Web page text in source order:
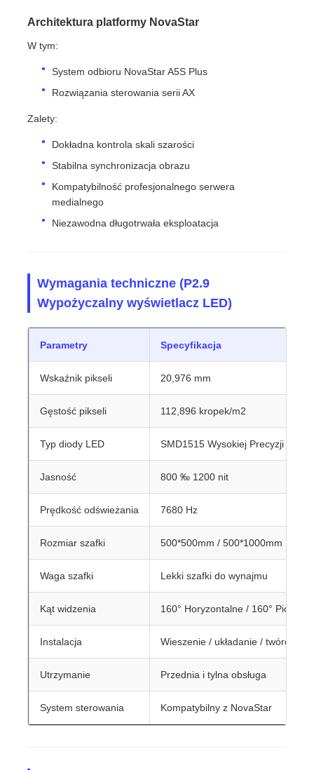
Architektura platformy NovaStar
W tym:
System odbioru NovaStar A5S Plus
Rozwiązania sterowania serii AX
Zalety:
Dokładna kontrola skali szarości
Stabilna synchronizacja obrazu
Kompatybilność profesjonalnego serwera
medialnego
Niezawodna długotrwała eksploatacja
Wymagania techniczne (P2.9
Wypożyczalny wyświetlacz LED)
Parametry Specyfikacja
Wskaźnik pikseli 20,976 mm
Gęstość pikseli 112,896 kropek/m2
Typ diody LED SMD1515 Wysokiej Precyzji LED
Jasność 800 ‰ 1200 nit
Prędkość odświeżania 7680 Hz
Rozmiar szafki 500*500mm / 500*1000mm
Waga szafki Lekki szafki do wynajmu
Kąt widzenia 160° Horyzontalne / 160° Pionowe
Instalacja Wieszenie / układanie / twórcza
Utrzymanie Przednia i tylna obsługa
System sterowania Kompatybilny z NovaStar